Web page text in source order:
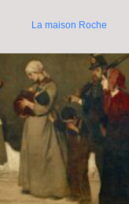
La maison Roche